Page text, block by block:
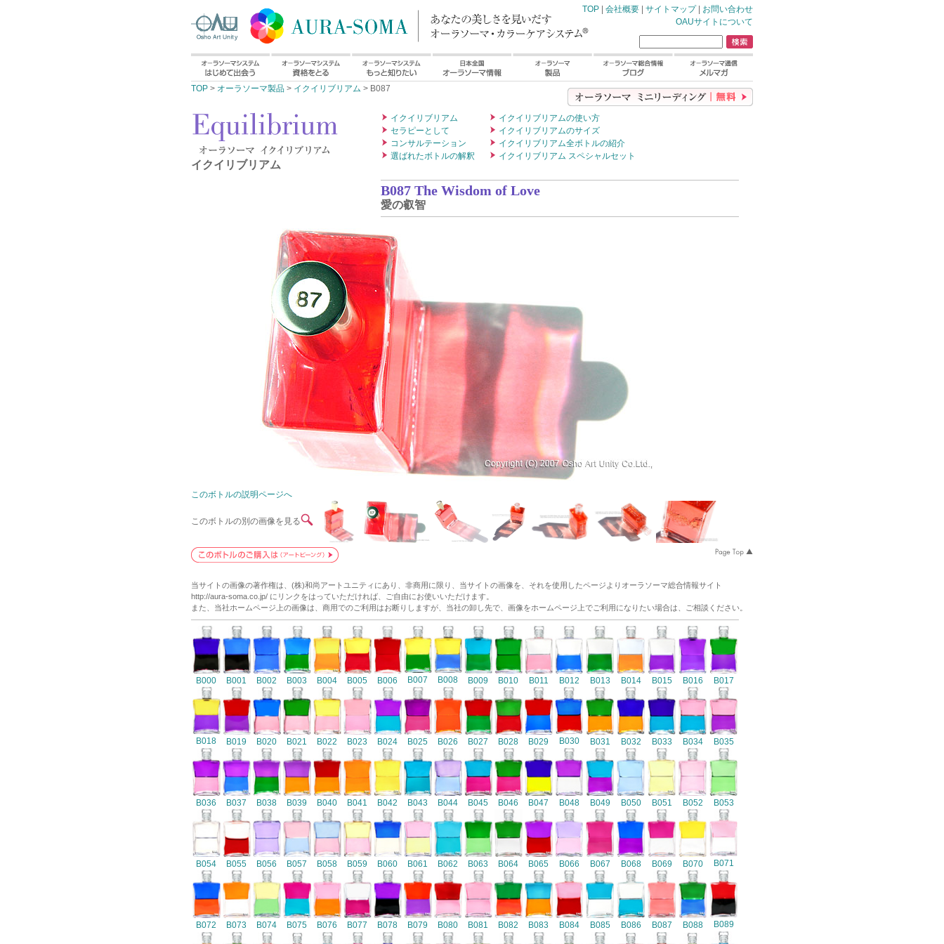
TOP | 会社概要 | サイトマップ| お問い合わせ
OAUサイトについて
TOP > オーラソーマ製品 > イクイリブリアム > B087
イクイリブリアム
イクイリブリアム
セラピーとして
コンサルテーション
選ばれたボトルの解釈
イクイリブリアムの使い方
イクイリブリアムのサイズ
イクイリブリアム全ボトルの紹介
イクイリブリアム スペシャルセット
B087 The Wisdom of Love
愛の叡智
このボトルの説明ページへ
このボトルの別の画像を見る
当サイトの画像の著作権は、(株)和尚アートユニティにあり、非商用に限り、当サイトの画像を、それを使用したページよりオーラソーマ総合情報サイト
http://aura-soma.co.jp/ にリンクをはっていただければ、ご自由にお使いいただけます。
また、当社ホームページ上の画像は、商用でのご利用はお断りしますが、当社の卸し先で、画像をホームページ上でご利用になりたい場合は、ご相談ください。
B000 B001 B002 B003 B004 B005 B006 B007 B008 B009 B010 B011 B012 B013 B014 B015 B016 B017
B018 B019 B020 B021 B022 B023 B024 B025 B026 B027 B028 B029 B030 B031 B032 B033 B034 B035
B036 B037 B038 B039 B040 B041 B042 B043 B044 B045 B046 B047 B048 B049 B050 B051 B052 B053
B054 B055 B056 B057 B058 B059 B060 B061 B062 B063 B064 B065 B066 B067 B068 B069 B070 B071
B072 B073 B074 B075 B076 B077 B078 B079 B080 B081 B082 B083 B084 B085 B086 B087 B088 B089